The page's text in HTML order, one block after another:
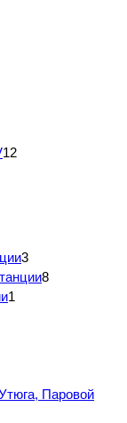
12
3
8
1
Паровой